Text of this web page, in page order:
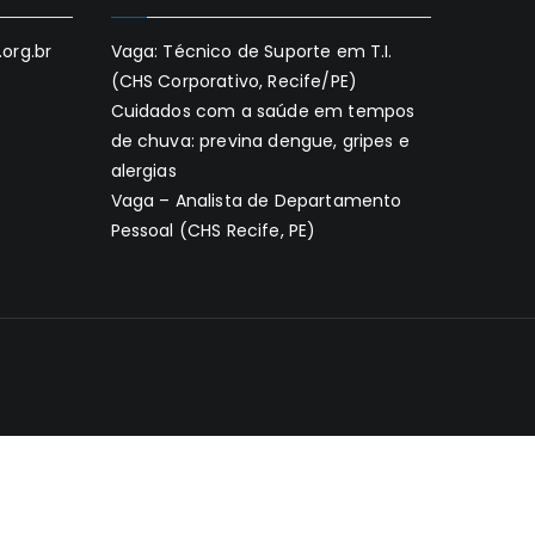
Vaga: Técnico de Suporte em T.I.
(CHS Corporativo, Recife/PE)
Cuidados com a saúde em tempos
de chuva: previna dengue, gripes e
alergias
Vaga – Analista de Departamento
Pessoal (CHS Recife, PE)